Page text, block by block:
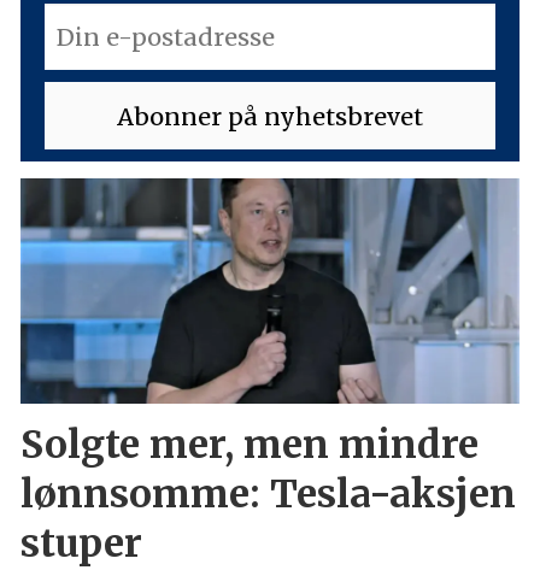
Solgte mer, men mindre
lønnsomme: Tesla-aksjen
stuper